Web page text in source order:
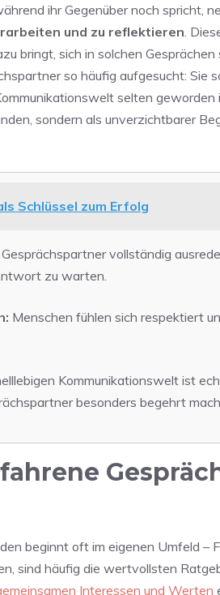
ihr Gegenüber noch spricht,
und zu reflektieren.
bringt, sich in solchen Gesprächen
so häufig aufgesucht: Sie
selten
sondern als unverzichtbarer
Schlüssel zum Erfolg
vollständig
zu warten.
Menschen fühlen sich respektiert
Kommunikationswelt ist
besonders begehrt
beginnt oft im eigenen Umfeld –
sind häufig die wertvollsten
Interessen und Werten